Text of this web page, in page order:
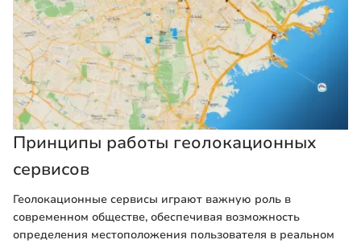
Принципы работы геолокационных
сервисов
Геолокационные сервисы играют важную роль в
современном обществе, обеспечивая возможность
определения местоположения пользователя в реальном